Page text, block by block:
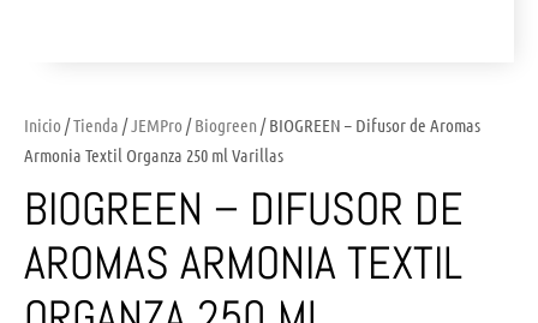
Inicio /Tienda /JEMPro /Biogreen / BIOGREEN – Difusor de Aromas
Armonia Textil Organza 250 ml Varillas
BIOGREEN – DIFUSOR DE
AROMAS ARMONIA TEXTIL